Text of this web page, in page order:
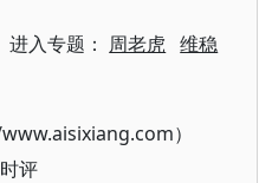
进入专题： 周老虎 维稳
）
评